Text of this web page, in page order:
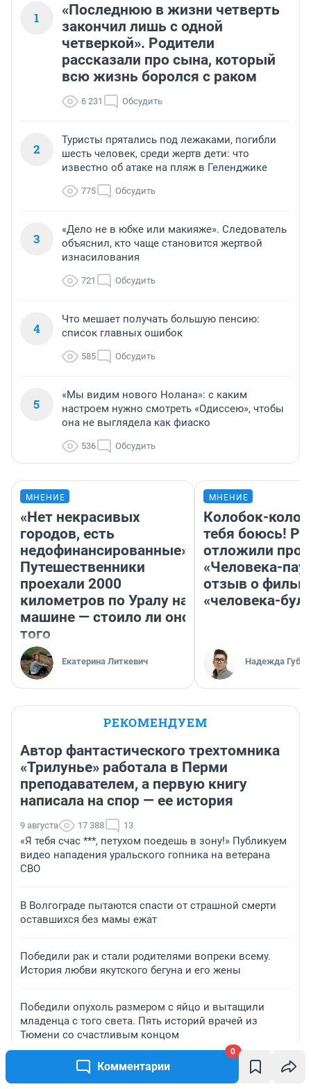
Комментарии
0
1
«Последнюю в жизни четверть
закончил лишь с одной
четверкой». Родители
рассказали про сына, который
всю жизнь боролся с раком
6 231 Обсудить
2
Туристы прятались под лежаками, погибли
шесть человек, среди жертв дети: что
известно об атаке на пляж в Геленджике
775 Обсудить
3
«Дело не в юбке или макияже». Следователь
объяснил, кто чаще становится жертвой
изнасилования
721 Обсудить
4
Что мешает получать большую пенсию:
список главных ошибок
585 Обсудить
5
«Мы видим нового Нолана»: с каким
настроем нужно смотреть «Одиссею», чтобы
она не выглядела как фиаско
536 Обсудить
МНЕНИЕ
«Нет некрасивых
городов, есть
недофинансированные».
Путешественники
проехали 2000
километров по Уралу на
машине — стоило ли оно
того
Екатерина Литкевич
МНЕНИЕ
Колобок-
тебя боюсь!
отложили
«Человека-
отзыв о
«человека-
Надежда
РЕКОМЕНДУЕМ
Автор фантастического трехтомника
«Трилунье» работала в Перми
преподавателем, а первую книгу
написала на спор — ее история
9 августа 17 388 13
«Я тебя счас ***, петухом поедешь в зону!» Публикуем
видео нападения уральского гопника на ветерана
СВО
В Волгограде пытаются спасти от страшной смерти
оставшихся без мамы ежат
Победили рак и стали родителями вопреки всему.
История любви якутского бегуна и его жены
Победили опухоль размером с яйцо и вытащили
младенца с того света. Пять историй врачей из
Тюмени со счастливым концом